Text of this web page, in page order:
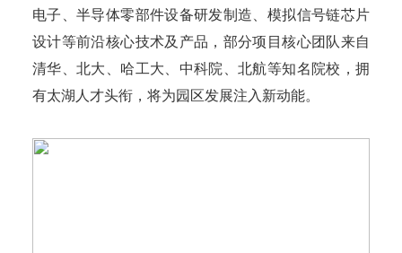
电子、半导体零部件设备研发制造、模拟信号链芯片
设计等前沿核心技术及产品，部分项目核心团队来自
清华、北大、哈工大、中科院、北航等知名院校，拥
有太湖人才头衔，将为园区发展注入新动能。